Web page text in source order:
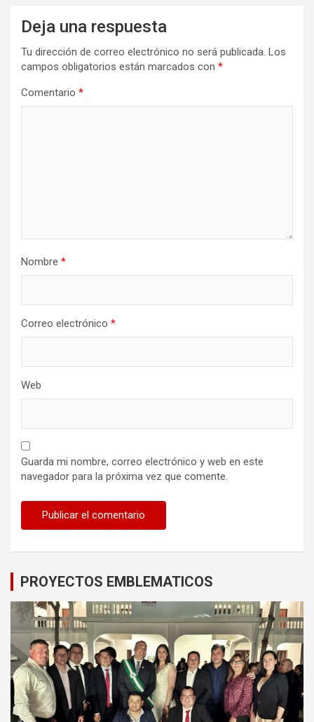
Deja una respuesta
Tu dirección de correo electrónico no será publicada. Los
campos obligatorios están marcados con *
Comentario *
Nombre *
Correo electrónico *
Web
Guarda mi nombre, correo electrónico y web en este
navegador para la próxima vez que comente.
PROYECTOS EMBLEMATICOS